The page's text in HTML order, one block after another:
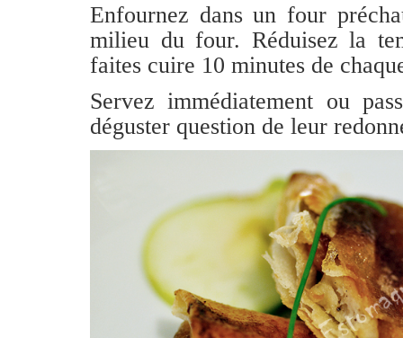
Enfournez dans un four
milieu du four. Réduisez la
faites cuire 10 minutes de
Servez immédiatement ou
déguster question de leur